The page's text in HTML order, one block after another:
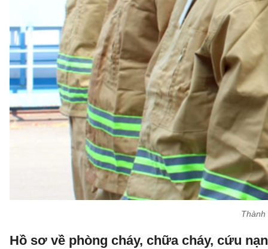
Thành
Hồ sơ về phòng cháy, chữa cháy, cứu